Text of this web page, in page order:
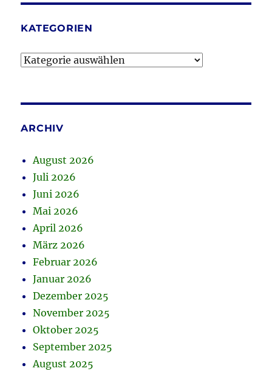
KATEGORIEN
Kategorien
ARCHIV
August 2026
Juli 2026
Juni 2026
Mai 2026
April 2026
März 2026
Februar 2026
Januar 2026
Dezember 2025
November 2025
Oktober 2025
September 2025
August 2025